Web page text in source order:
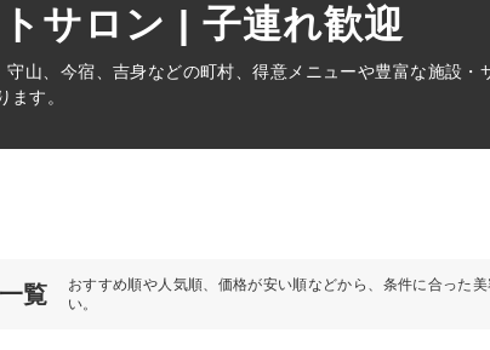
サロン | 子連れ歓迎
山、今宿、吉身などの町村、得意メニューや豊富な施設・
す。
覧
おすすめ順や人気順、価格が安い順などから、条件に合った
い。